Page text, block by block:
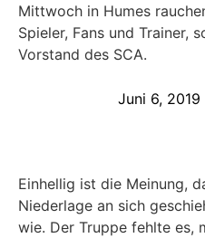
Mittwoch in Humes
Spieler, Fans und Trainer,
Vorstand des SCA.
Juni 6, 2019
Einhellig ist die Meinung,
Niederlage an sich
wie. Der Truppe fehlte es,